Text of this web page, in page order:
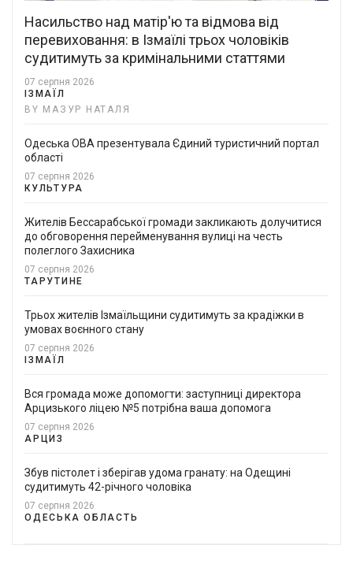
Насильство над матір'ю та відмова від
перевиховання: в Ізмаїлі трьох чоловіків
судитимуть за кримінальними статтями
07 серпня 2026
ІЗМАЇЛ
BY МАЗУР НАТАЛЯ
Одеська ОВА презентувала Єдиний туристичний портал
області
07 серпня 2026
КУЛЬТУРА
Жителів Бессарабської громади закликають долучитися
до обговорення перейменування вулиці на честь
полеглого Захисника
07 серпня 2026
ТАРУТИНЕ
Трьох жителів Ізмаїльщини судитимуть за крадіжки в
умовах воєнного стану
07 серпня 2026
ІЗМАЇЛ
Вся громада може допомогти: заступниці директора
Арцизького ліцею №5 потрібна ваша допомога
07 серпня 2026
АРЦИЗ
Збув пістолет і зберігав удома гранату: на Одещині
судитимуть 42-річного чоловіка
07 серпня 2026
ОДЕСЬКА ОБЛАСТЬ